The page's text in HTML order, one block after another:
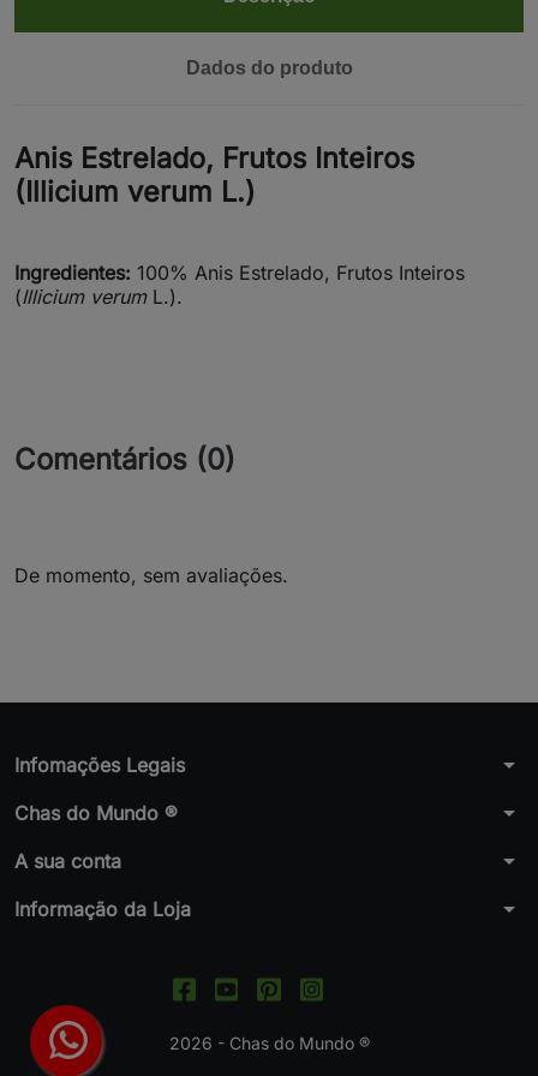
Dados do produto
Anis Estrelado, Frutos Inteiros
(Illicium verum L.)
Ingredientes: 100% Anis Estrelado, Frutos Inteiros
(Illicium verumL.).
Comentários (0)
De momento, sem avaliações.
Infomações Legais arrow_drop_down
Chas do Mundo ® arrow_drop_down
A sua conta arrow_drop_down
Informação da Loja arrow_drop_down
2026 - Chas do Mundo ®